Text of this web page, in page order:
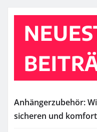
Anhängerzubehör:
sicheren und